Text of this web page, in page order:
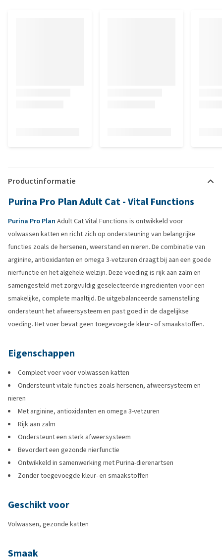
Productinformatie
Purina Pro Plan Adult Cat - Vital Functions
Purina Pro Plan Adult Cat Vital Functions is ontwikkeld voor
volwassen katten en richt zich op ondersteuning van belangrijke
functies zoals de hersenen, weerstand en nieren. De combinatie van
arginine, antioxidanten en omega 3-vetzuren draagt bij aan een goede
nierfunctie en het algehele welzijn. Deze voeding is rijk aan zalm en
samengesteld met zorgvuldig geselecteerde ingrediënten voor een
smakelijke, complete maaltijd. De uitgebalanceerde samenstelling
ondersteunt het afweersysteem en past goed in de dagelijkse
voeding. Het voer bevat geen toegevoegde kleur- of smaakstoffen.
Eigenschappen
Compleet voer voor volwassen katten
Ondersteunt vitale functies zoals hersenen, afweersysteem en
nieren
Met arginine, antioxidanten en omega 3-vetzuren
Rijk aan zalm
Ondersteunt een sterk afweersysteem
Bevordert een gezonde nierfunctie
Ontwikkeld in samenwerking met Purina-dierenartsen
Zonder toegevoegde kleur- en smaakstoffen
Geschikt voor
Volwassen, gezonde katten
Smaak